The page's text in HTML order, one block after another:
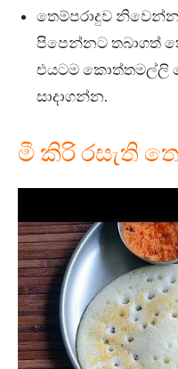
තෙම්පරාදුව
පිපෙන්නට තබාගත්
එයටම කොත්තමල්ලි
සාදාගන්න.
මී කිරි රසැති